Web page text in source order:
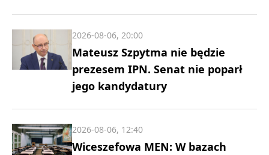
Mateusz Szpytma nie będzie
prezesem IPN. Senat nie poparł
jego kandydatury
2026-08-06, 20:00
Wiceszefowa MEN: W bazach
2026-08-06, 12:40